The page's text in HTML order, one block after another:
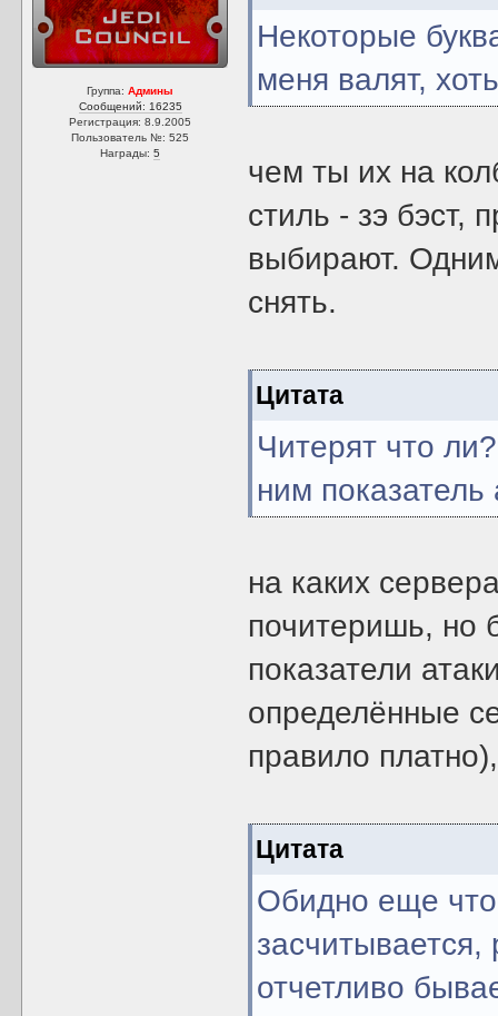
Группа:Админы
Сообщений: 16235
Регистрация: 8.9.2005
Пользователь №: 525
Награды:5
Некоторые
меня валят,
чем ты их на
стиль - зэ бэст,
выбирают.
снять.
Цитата
Читерят что
ним показатель
на каких
почитеришь, но
показатели
определённые
правило
Цитата
Обидно еще
отчетливо